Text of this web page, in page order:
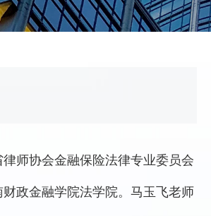
师协会金融保险法律专业委员会
政金融学院法学院。马玉飞老师